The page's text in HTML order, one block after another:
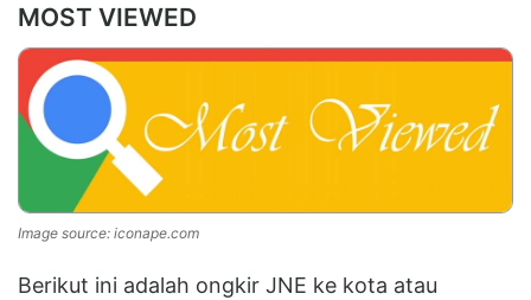
MOST VIEWED
Image source: iconape.com
Berikut ini adalah ongkir JNE ke kota atau